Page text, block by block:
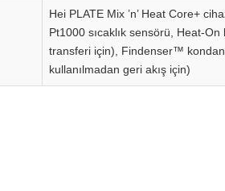
Hei PLATE Mix ’n’ Heat Core+
Pt1000 sıcaklık sensörü, Heat-On
transferi için), Findenser™
kullanılmadan geri akış için)